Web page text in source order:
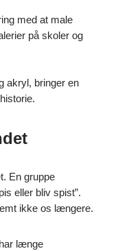
med at male
på skoler og
akryl, bringer en
En gruppe
eller bliv spist”.
ikke os længere.
længe